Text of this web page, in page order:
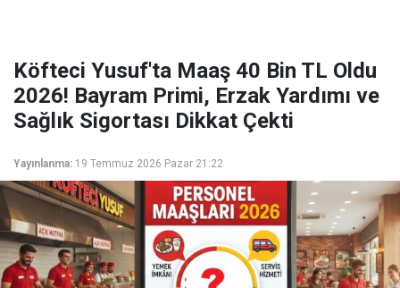
Köfteci Yusuf'ta Maaş 40 Bin TL Oldu
2026! Bayram Primi, Erzak Yardımı ve
Sağlık Sigortası Dikkat Çekti
Yayınlanma: 19 Temmuz 2026 Pazar 21:22